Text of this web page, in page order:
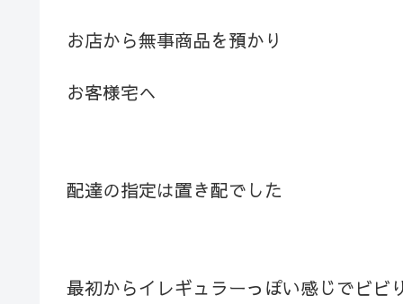
お店から無事商品を預かり
お客様宅へ
配達の指定は置き配でした
最初からイレギュラーっぽい感じでビビ